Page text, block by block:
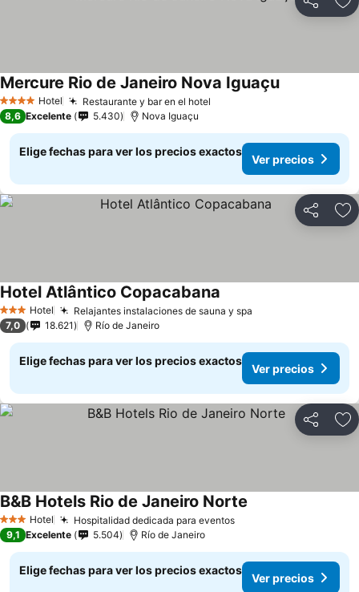
Compartir
4 EstrellasHotel Restaurante y bar en el hotel
Mercure Rio de Janeiro Nova IguaçuVer precios
8,6 Excelente 5.430 Nova Iguaçu
Elige fechas para ver los precios exactos
Ver precios
Compartir
3 Estrellas
Hotel Relajantes instalaciones de sauna y spa
Hotel Atlântico Copacabana
7,0 18.621 Río de Janeiro
Elige fechas para ver los precios exactos
Ver precios
Compartir
3 Estrellas
Hotel Hospitalidad dedicada para eventosVer precios
B&B Hotels Rio de Janeiro Norte
9,1 Excelente 5.504 Río de Janeiro
Elige fechas para ver los precios exactos
Ver precios